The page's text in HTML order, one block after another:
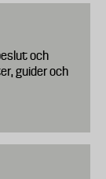
och
guider och